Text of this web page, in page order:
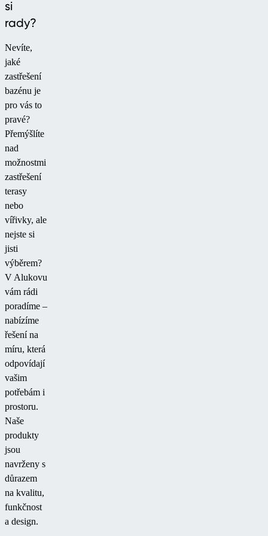
dobíjení
solární
energie.
si
rady?
Nevíte,
jaké
zastřešení
bazénu je
pro vás to
pravé?
Přemýšlíte
nad
možnostmi
zastřešení
terasy
nebo
vířivky, ale
nejste si
jisti
výběrem?
V Alukovu
vám rádi
poradíme –
nabízíme
řešení na
míru, která
odpovídají
vašim
potřebám i
prostoru.
Naše
produkty
jsou
navrženy s
důrazem
na kvalitu,
funkčnost
a design.